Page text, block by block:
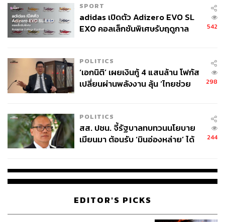
Balmain Hair
Balmain Hair เปิดตัวป๊อปอัพสโตร์ครั้งแรกในไทยที่คิง เพา
เวอร์ รางน้ำ และชูคอลเล็กชันพิเศษ Heritage 1974 น้ำหอม
สำหรับเส้นผม เพื่อฉลองครบรอบ 50 ปี ไฮไลต์คือ 3 กลิ่น
1974 ที่รังสรรค์โดยนักปรุงน้ำหอมชื่อดังชาวฝรั่งเศส Cécile
Zarokian
SPORT
adidas เปิดตัว Adizero EVO SL
EXO คอลเล็กชันพิเศษรับฤดูกาล
542
POLITICS
‘เอกนิติ’ เผยเงินกู้ 4 แสนล้าน โฟกัส
เปลี่ยนผ่านพลังงาน ลุ้น ‘ไทยช่วย
298
POLITICS
สส. ปชน. จี้รัฐบาลทบทวนนโยบาย
เมียนมา ต้อนรับ ‘มินอ่องหล่าย’ ได้
244
EDITOR'S PICKS